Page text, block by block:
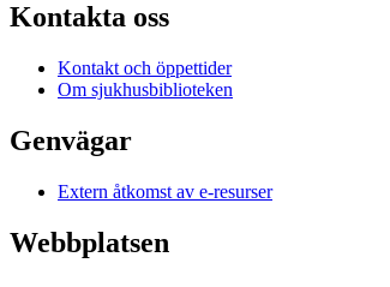
Kontakta oss
Kontakt och öppettider
Om sjukhusbiblioteken
Genvägar
Extern åtkomst av e-resurser
Webbplatsen